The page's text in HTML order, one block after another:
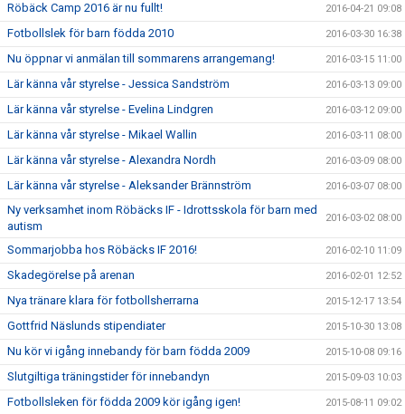
Röbäck Camp 2016 är nu fullt! 2016-04-21 09:08
Fotbollslek för barn födda 2010 2016-03-30 16:38
Nu öppnar vi anmälan till sommarens arrangemang! 2016-03-15 11:00
Lär känna vår styrelse - Jessica Sandström 2016-03-13 09:00
Lär känna vår styrelse - Evelina Lindgren 2016-03-12 09:00
Lär känna vår styrelse - Mikael Wallin 2016-03-11 08:00
Lär känna vår styrelse - Alexandra Nordh 2016-03-09 08:00
Lär känna vår styrelse - Aleksander Brännström 2016-03-07 08:00
Ny verksamhet inom Röbäcks IF - Idrottsskola för barn med
autism
2016-03-02 08:00
Sommarjobba hos Röbäcks IF 2016! 2016-02-10 11:09
Skadegörelse på arenan 2016-02-01 12:52
Nya tränare klara för fotbollsherrarna 2015-12-17 13:54
Gottfrid Näslunds stipendiater 2015-10-30 13:08
Nu kör vi igång innebandy för barn födda 2009 2015-10-08 09:16
Slutgiltiga träningstider för innebandyn 2015-09-03 10:03
Fotbollsleken för födda 2009 kör igång igen! 2015-08-11 09:02